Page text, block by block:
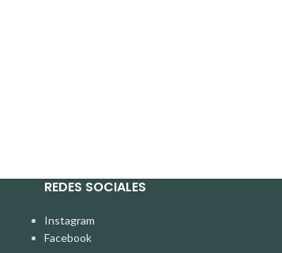
REDES SOCIALES
Instagram
Facebook